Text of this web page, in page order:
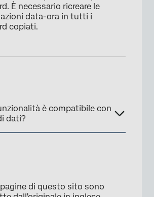
È necessario ricreare le
data-ora in tutti i
copiati.
è compatibile con
dati?
di questo sito sono